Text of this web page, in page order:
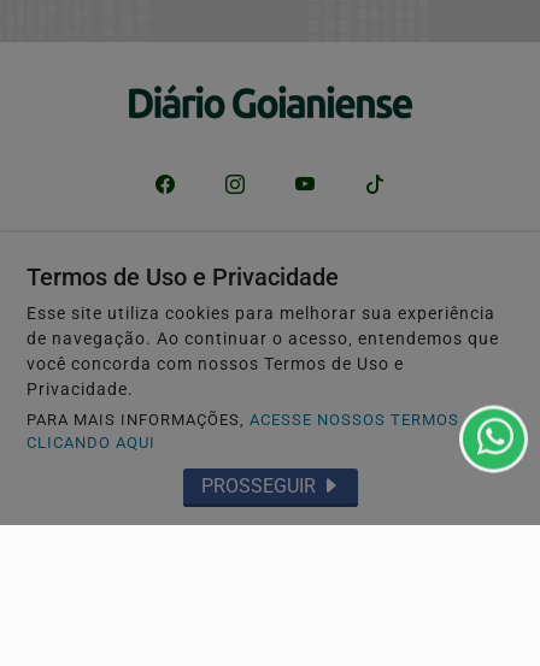
Navegue
Início
Política
Mundo
Entretenimento
Tecnologia & Inovação
Policial
Economia
Justiça
Conteúdo Patrocinado
Termos de Uso e Privacidade
Esse site utiliza cookies para melhorar sua experiência
de navegação. Ao continuar o acesso, entendemos que
você concorda com nossos Termos de Uso e
Privacidade.
PARA MAIS INFORMAÇÕES,ACESSE NOSSOS TERMOS
CLICANDO AQUI
PROSSEGUIR